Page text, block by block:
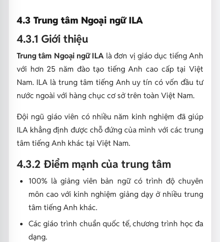
4.3 Trung tâm Ngoại ngữ ILA
4.3.1 Giới thiệu
Trung tâm Ngoại ngữ ILA là đơn vị giáo dục tiếng Anh
với hơn 25 năm đào tạo tiếng Anh cao cấp tại Việt
Nam. ILA là trung tâm tiếng Anh uy tín có vốn đầu tư
nước ngoài với hàng chục cơ sở trên toàn Việt Nam.
Đội ngũ giáo viên có nhiều năm kinh nghiệm đã giúp
ILA khẳng định được chỗ đứng của mình với các trung
tâm tiếng Anh khác tại Việt Nam.
4.3.2 Điểm mạnh của trung tâm
100% là giảng viên bản ngữ có trình độ chuyên
môn cao với kinh nghiệm giảng dạy ở nhiều trung
tâm tiếng Anh khác.
Các giáo trình chuẩn quốc tế, chương trình học đa
dạng.